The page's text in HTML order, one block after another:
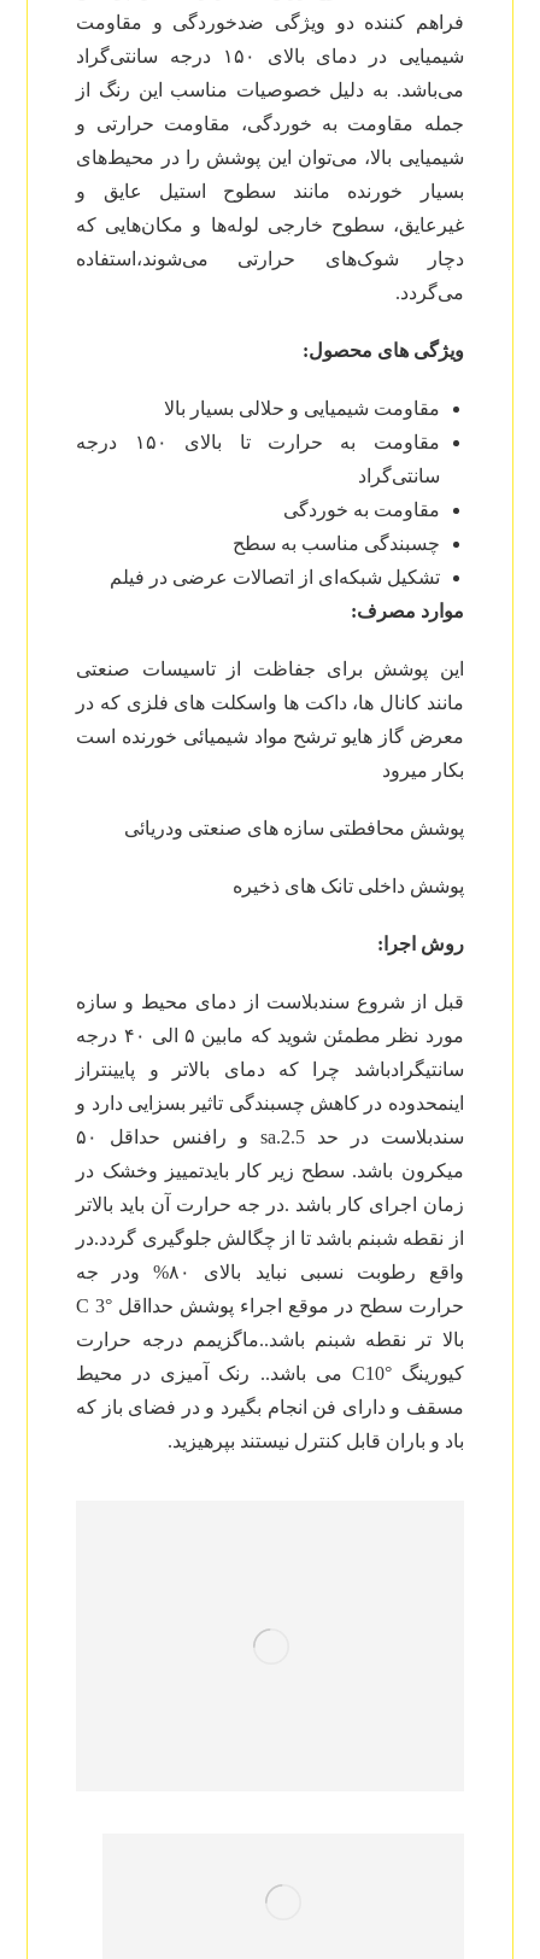
فراهم کننده دو ویژگی ضدخوردگی و مقاومت
شیمیایی در دمای بالای ۱۵۰ درجه سانتی‌گراد
می‌باشد. به دلیل خصوصیات مناسب این رنگ از
جمله مقاومت به خوردگی، مقاومت حرارتی و
شیمیایی بالا، می‌توان این پوشش را در محیط‌های
بسیار خورنده مانند سطوح استیل عایق و
غیرعایق، سطوح خارجی لوله‌ها و مکان‌هایی که
دچار شوک‌های حرارتی می‌شوند،استفاده
می‌گردد.
ویژگی های محصول:
مقاومت شیمیایی و حلالی بسیار بالا
مقاومت به حرارت تا بالای ۱۵۰ درجه
سانتی‌گراد
مقاومت به خوردگی
چسبندگی مناسب به سطح
تشکیل شبکه‌ای از اتصالات عرضی در فیلم
موارد مصرف:
این پوشش برای جفاظت از تاسیسات صنعتی
مانند کانال ها، داکت ها واسکلت های فلزی که در
معرض گاز هایو ترشح مواد شیمیائی خورنده است
بکار میرود
پوشش محافطتی سازه های صنعتی ودریائی
پوشش داخلی تانک های ذخیره
روش اجرا:
قبل از شروع سندبلاست از دمای محیط و سازه
مورد نظر مطمئن شوید که مابین ۵ الی ۴۰ درجه
سانتیگرادباشد چرا که دمای بالاتر و پایینتراز
اینمحدوده در کاهش چسبندگی تاثیر بسزایی دارد و
سندبلاست در حد sa.2.5 و رافنس حداقل ۵۰
میکرون باشد. سطح زیر کار بایدتمییز وخشک در
زمان اجرای کار باشد .در جه حرارت آن باید بالاتر
از نقطه شبنم باشد تا از چگالش جلوگیری گردد.در
واقع رطوبت نسبی نباید بالای ۸۰% ودر جه
حرارت سطح در موقع اجراء پوشش حدااقل °C 3
بالا تر نقطه شبنم باشد..ماگزیمم درجه حرارت
کیورینگ °C10 می باشد.. رنک آمیزی در محیط
مسقف و دارای فن انجام بگیرد و در فضای باز که
باد و باران قابل کنترل نیستند بپرهیزید.